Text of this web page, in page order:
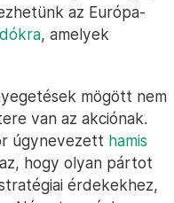
az Európa-
, amelyek
mögött nem
van az akciónak.
úgynevezett hamis
hogy olyan pártot
érdekekhez,